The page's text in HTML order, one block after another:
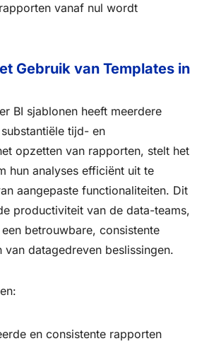
vanaf nul wordt
Gebruik van Templates in
BI sjablonen heeft meerdere
tijd- en
opzetten van rapporten, stelt het
hun analyses efficiënt uit te
aangepaste functionaliteiten. Dit
productiviteit van de data-teams,
betrouwbare, consistente
van datagedreven beslissingen.
en consistente rapporten